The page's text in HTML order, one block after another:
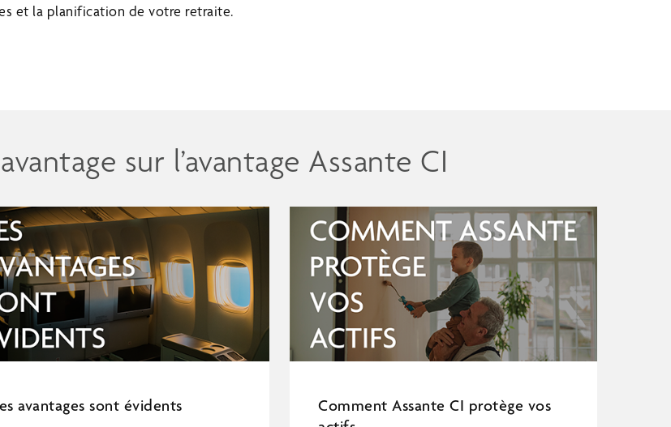
et la planification de votre retraite.
sur l’avantage Assante CI
avantages sont évidents
Comment Assante CI protège vos